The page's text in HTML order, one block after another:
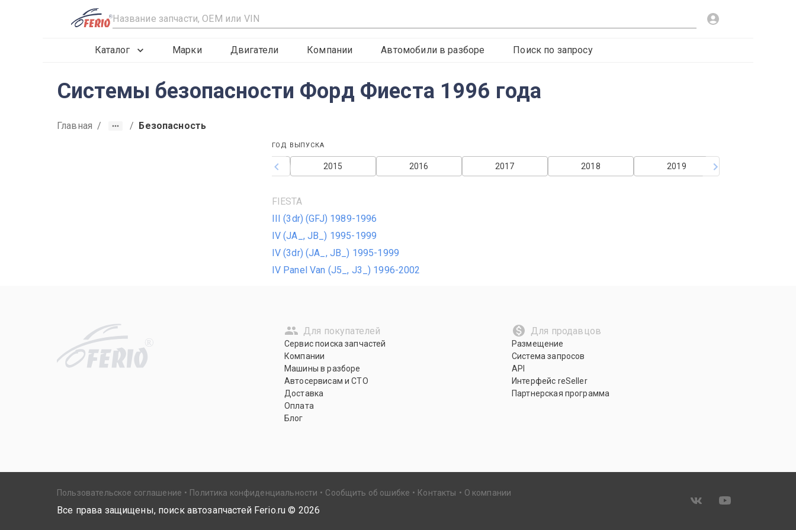
R
Каталог Марки Двигатели Компании Автомобили в разборе Поиск по запросу
Системы безопасности Форд Фиеста 1996 года
Главная / / Безопасность
ГОД ВЫПУСКА
2019
2018
2017
2016
2015
FIESTA
III (3dr) (GFJ) 1989-1996
IV (JA_, JB_) 1995-1999
IV (3dr) (JA_, JB_) 1995-1999
IV Panel Van (J5_, J3_) 1996-2002
R
Для покупателей
Сервис поиска запчастей
Компании
Машины в разборе
Автосервисам и СТО
Доставка
Оплата
Блог
Для продавцов
Размещение
Система запросов
API
Интерфейс reSeller
Партнерская программа
Пользовательское соглашение Политика конфиденциальности Сообщить об ошибке Контакты О компании
Все права защищены, поиск автозапчастей Ferio.ru © 2026